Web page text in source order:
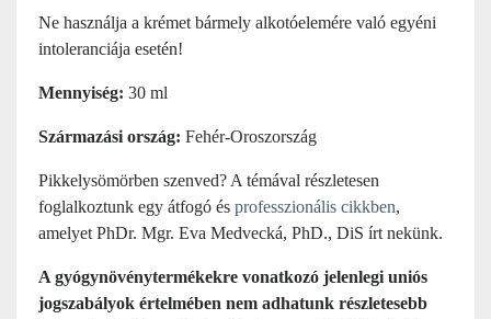
Ne használja a krémet bármely alkotóelemére való egyéni
intoleranciája esetén!
Mennyiség: 30 ml
Származási ország: Fehér-Oroszország
Pikkelysömörben szenved? A témával részletesen
foglalkoztunk egy átfogó és professzionális cikkben,
amelyet PhDr. Mgr. Eva Medvecká, PhD., DiS írt nekünk.
A gyógynövénytermékekre vonatkozó jelenlegi uniós
jogszabályok értelmében nem adhatunk részletesebb